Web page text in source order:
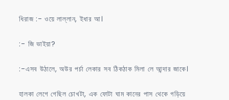
ধিরাজ :- ওয়ে লাল্লান, ইধার আ।
:- জি ভাইয়া?
:-এসব উঠালে, অউর পর্চা লেকার সব ঠিকঠাক মিলা লে আন্দার জাকে।
হালকা লেগে গেছিল চোখটা, এক ফোটা ঘাম কানের পাস থেকে গড়িয়ে